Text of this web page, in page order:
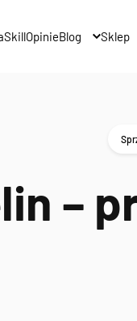
SkillOpinieBlog Sklep
–